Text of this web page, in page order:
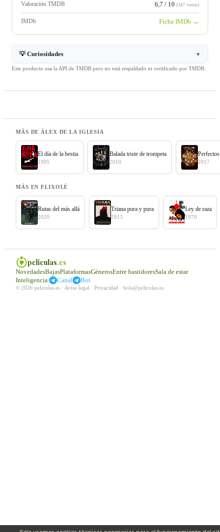
Valoración TMDB 6,7 / 10 (347 votos)
IMDb Ficha IMDb →
💡 Curiosidades ▼
Este producto usa la API de TMDB pero no está respaldado ni certificado por TMDB.
MÁS DE ÁLEX DE LA IGLESIA
El día de la bestia
1995
Balada triste de trompeta
2010 2017
MÁS EN FLIXOLÉ
Rutas del más allá
2020
Triana pura y pura
2013
Ley de raza
1970
peliculas.es
NovedadesBajasPlataformasGénerosEntre bastidoresSala de estar
Inteligencia| Canal Bot
© 2026 peliculas.es · Aviso legal · Privacidad · hola@peliculas.es